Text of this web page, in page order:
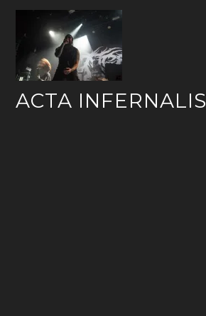
Skip
content
ACTA INFERNALIS